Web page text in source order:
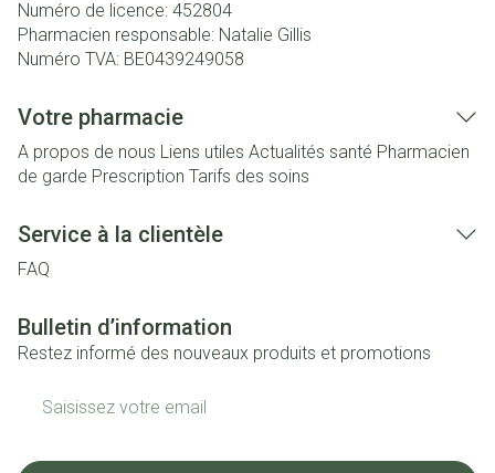
Numéro de licence: 452804
Pharmacien responsable: Natalie Gillis
Numéro TVA: BE0439249058
Votre pharmacie
A propos de nous Liens utiles Actualités santé Pharmacien
de garde Prescription Tarifs des soins
Service à la clientèle
FAQ
Bulletin d’information
Restez informé des nouveaux produits et promotions